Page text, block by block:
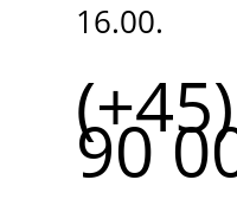
16.00.
90